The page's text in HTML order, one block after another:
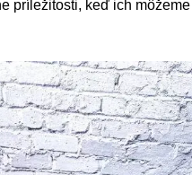
príležitosti, keď ich